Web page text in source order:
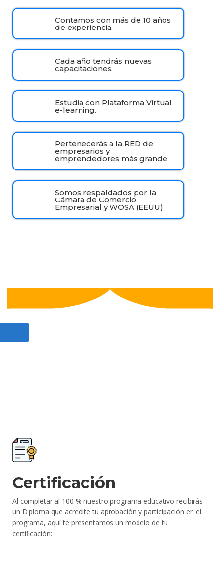
Contamos con más de 10 años
de experiencia.
Cada año tendrás nuevas
capacitaciones.
Estudia con Plataforma Virtual
e-learning.
Pertenecerás a la RED de
empresarios y
emprendedores más grande
Somos respaldados por la
Cámara de Comercio
Empresarial y WOSA (EEUU)
Certificación
Al completar al 100 % nuestro programa educativo recibirás
un Diploma que acredite tu aprobación y participación en el
programa, aquí te presentamos un modelo de tu
certificación: